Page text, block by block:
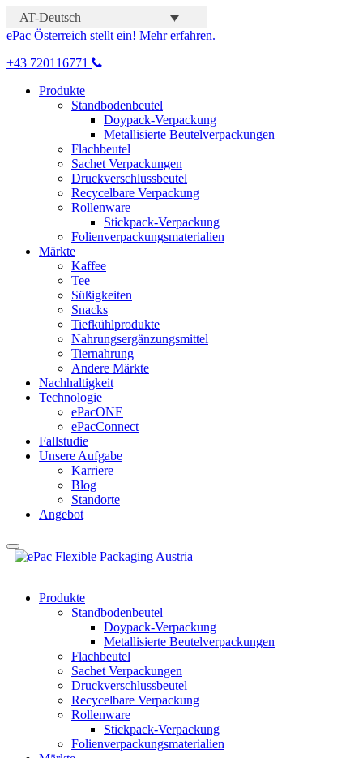
AT-Deutsch
ePac Österreich stellt ein! Mehr erfahren.
+43 720116771
Produkte
Standbodenbeutel
Doypack-Verpackung
Metallisierte Beutelverpackungen
Flachbeutel
Sachet Verpackungen
Druckverschlussbeutel
Recycelbare Verpackung
Rollenware
Stickpack-Verpackung
Folienverpackungsmaterialien
Märkte
Kaffee
Tee
Süßigkeiten
Snacks
Tiefkühlprodukte
Nahrungsergänzungsmittel
Tiernahrung
Andere Märkte
Nachhaltigkeit
Technologie
ePacONE
ePacConnect
Fallstudie
Unsere Aufgabe
Karriere
Blog
Standorte
Angebot
Produkte
Standbodenbeutel
Doypack-Verpackung
Metallisierte Beutelverpackungen
Flachbeutel
Sachet Verpackungen
Druckverschlussbeutel
Recycelbare Verpackung
Rollenware
Stickpack-Verpackung
Folienverpackungsmaterialien